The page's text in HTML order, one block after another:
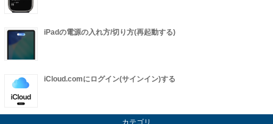
iPadの電源の入れ方/切り方(再起動する)
iCloud.comにログイン(サインイン)する
カテゴリ